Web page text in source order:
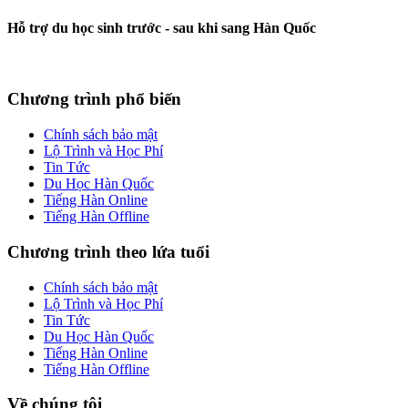
Hỗ trợ du học sinh trước - sau khi sang Hàn Quốc
Chương trình phổ biến
Chính sách bảo mật
Lộ Trình và Học Phí
Tin Tức
Du Học Hàn Quốc
Tiếng Hàn Online
Tiếng Hàn Offline
Chương trình theo lứa tuổi
Chính sách bảo mật
Lộ Trình và Học Phí
Tin Tức
Du Học Hàn Quốc
Tiếng Hàn Online
Tiếng Hàn Offline
Về chúng tôi